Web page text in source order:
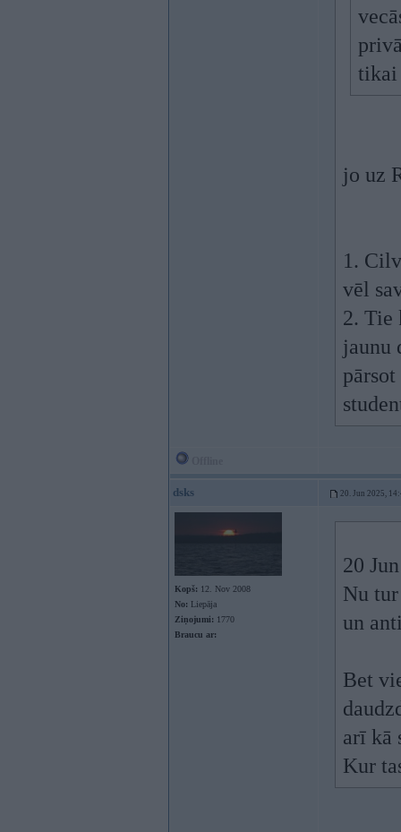
tikai
jo uz
1.
vēl
2. Tie
jaunu
dsks 20. Jun 2025,
Kopš: 12. Nov 2008
No: Liepāja
Ziņojumi: 1770
Braucu ar:
20
Nu
un
Bet
arī kā
Kur